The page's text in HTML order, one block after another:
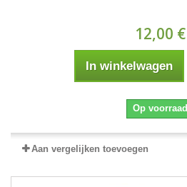
12,00 €
In winkelwagen
Op voorraad
Aan vergelijken toevoegen